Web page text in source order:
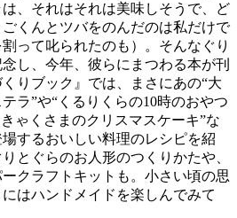
、それはそれは美味しそうで、ど
くんとツバをのんだのは私だけで
って叱られたのも）。そんなぐり
し、今年、彼らにまつわる本が刊
りブック』では、まさにあの“大
ラ”や“くるりくらの10時のおやつ
ゃくさまのクリスマスケーキ”な
するおいしい料理のレシピを紹
とぐらのお人形のつくりかたや、
クラフトキットも。小さい頃の思
はハンドメイドを楽しんでみて